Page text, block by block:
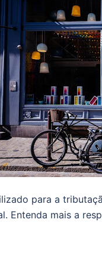
para a
Entenda mais a